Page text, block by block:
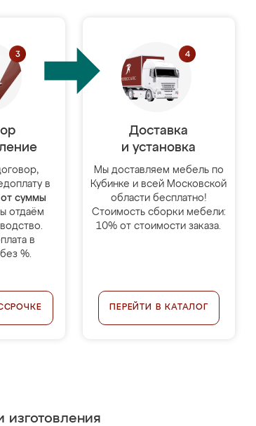
в
суммы
отдаём
в
%.
Доставка
и установка
Мы доставляем мебель по
Кубинке и всей Московской
области бесплатно!
Стоимость сборки мебели:
10% от стоимости заказа.
ПЕРЕЙТИ В КАТАЛОГ
изготовления